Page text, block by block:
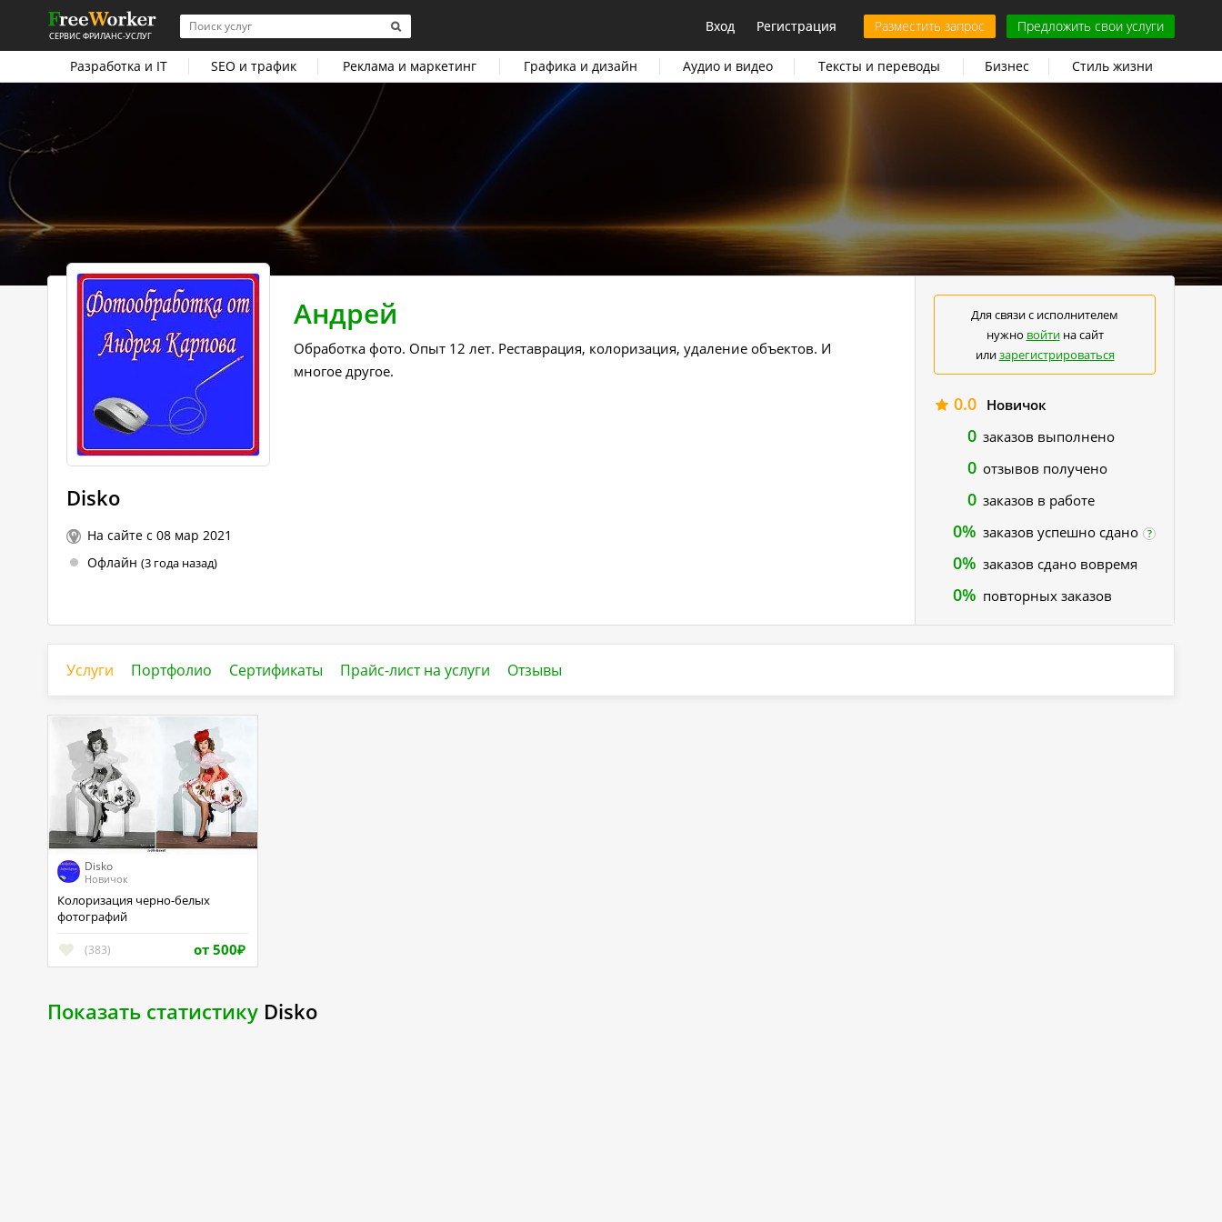
СЕРВИС ФРИЛАНС-УСЛУГ
Вход Регистрация Разместить запрос Предложить свои услуги
Разработка и IT SEO и трафик Реклама и маркетинг Графика и дизайн Аудио и видео Тексты и переводы Бизнес Стиль жизни
Disko
На сайте с 08 мар 2021
Офлайн (3 года назад)
Андрей
Обработка фото. Опыт 12 лет. Реставрация, колоризация, удаление объектов. И
многое другое.
Для связи с исполнителем
нужно войтина сайт
илизарегистрироваться
0.0 Новичок
0 заказов выполнено
0 отзывов получено
0 заказов в работе
0% заказов успешно сдано ?
0% заказов сдано вовремя
0% повторных заказов
Услуги Портфолио Сертификаты Прайс-лист на услуги Отзывы
Disko
Новичок
Колоризация черно-белых
фотографий
(383) от 500₽
Показать статистику Disko